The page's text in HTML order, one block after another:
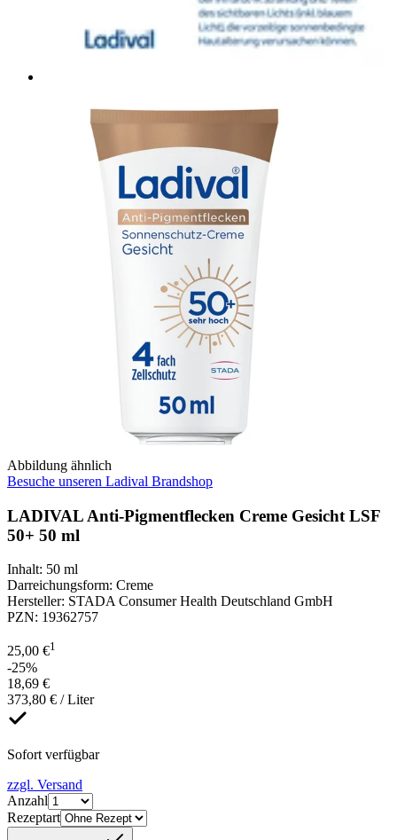
Abbildung ähnlich
Besuche unseren Ladival Brandshop
LADIVAL Anti-Pigmentflecken Creme Gesicht LSF
50+ 50 ml
Inhalt: 50 ml
Darreichungsform: Creme
Hersteller: STADA Consumer Health Deutschland GmbH
PZN: 19362757
25,00 €1
-25%
18,69 €
373,80 € / Liter
Sofort verfügbar
zzgl. Versand
Anzahl
Rezeptart